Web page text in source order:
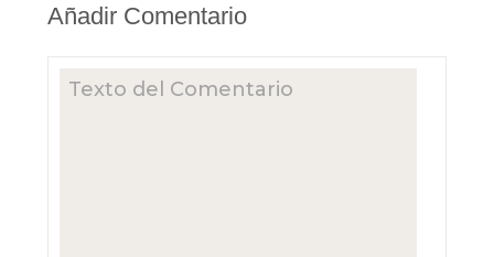
Añadir Comentario